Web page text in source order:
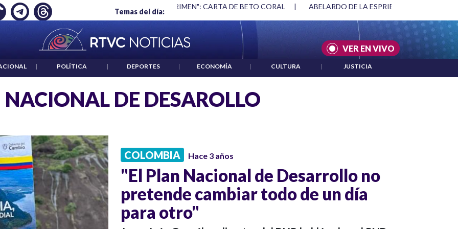
Temas del día:
EMPLEO: JP MORGAN "HABLAR NO ES UN CRIMEN": CARTA DE BETO CORAL | ABELARDO DE LA ESPRIELLA Y DMG
VER EN VIVO
| POLÍTICA | DEPORTES | ECONOMÍA | CULTURA | JUSTICIA
DE DESAROLLO
COLOMBIA Hace 3 años
"El Plan Nacional de Desarrollo no
pretende cambiar todo de un día
para otro"